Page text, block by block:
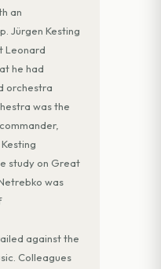
an
Jürgen Kesting
Leonard
he had
orchestra
was the
study on Great
was
against the
Colleagues